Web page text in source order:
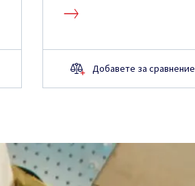
топлоизолация и саниране
Добавете за сравнение